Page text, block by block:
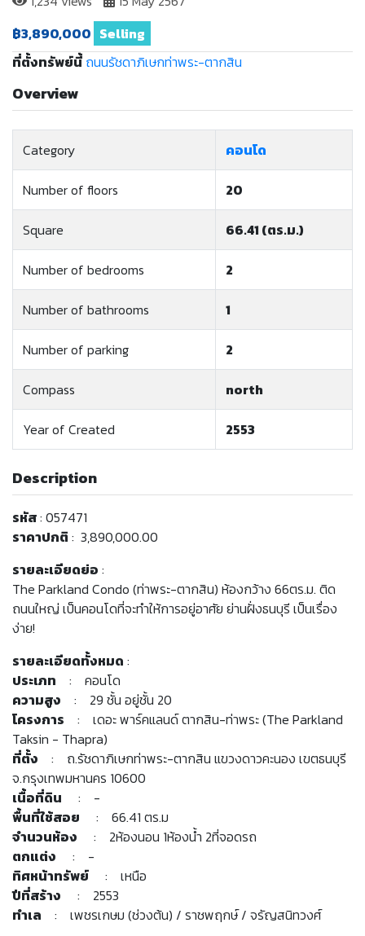
฿3,890,000 Selling
ที่ตั้งทรัพย์นี้ ถนนรัชดาภิเษกท่าพระ-ตากสิน
Overview
Category คอนโด
Number of floors 20
Square 66.41 (ตร.ม.)
Number of bedrooms 2
Number of bathrooms 1
Number of parking 2
Compass north
Year of Created 2553
Description
รหัส: 057471
ราคาปกติ : 3,890,000.00
รายละเอียดย่อ :
The Parkland Condo (ท่าพระ-ตากสิน) ห้องกว้าง 66ตร.ม. ติด
ถนนใหญ่ เป็นคอนโดที่จะทำให้การอยู่อาศัย ย่านฝั่งธนบุรี เป็นเรื่อง
ง่าย!
รายละเอียดทั้งหมด :
ประเภท : คอนโด
ความสูง : 29 ชั้น อยู่ชั้น 20
โครงการ : เดอะ พาร์คแลนด์ ตากสิน-ท่าพระ (The Parkland
Taksin - Thapra)
ที่ตั้ง : ถ.รัชดาภิเษกท่าพระ-ตากสิน แขวงดาวคะนอง เขตธนบุรี
จ.กรุงเทพมหานคร 10600
เนื้อที่ดิน : -
พื้นที่ใช้สอย : 66.41 ตร.ม
จำนวนห้อง : 2ห้องนอน 1ห้องน้ำ 2ที่จอดรถ
ตกแต่ง : -
ทิศหน้าทรัพย์ : เหนือ
ปีที่สร้าง : 2553
ทำเล : เพชรเกษม (ช่วงต้น) / ราชพฤกษ์ / จรัญสนิทวงศ์